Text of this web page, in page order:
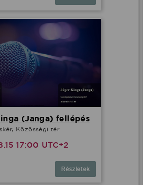
(Janga) fellépés
Közösségi tér
17:00 UTC+2
Részletek